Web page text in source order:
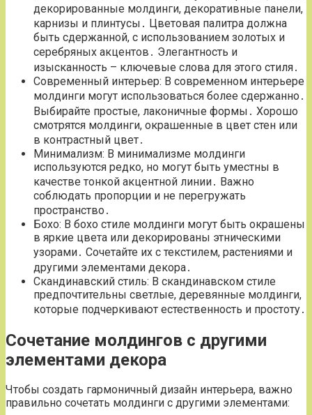
декорированные молдинги, декоративные панели,
карнизы и плинтусы․ Цветовая палитра должна
быть сдержанной, с использованием золотых и
серебряных акцентов․ Элегантность и
изысканность – ключевые слова для этого стиля․
Современный интерьер: В современном интерьере
молдинги могут использоваться более сдержанно․
Выбирайте простые, лаконичные формы․ Хорошо
смотрятся молдинги, окрашенные в цвет стен или
в контрастный цвет․
Минимализм: В минимализме молдинги
используются редко, но могут быть уместны в
качестве тонкой акцентной линии․ Важно
соблюдать пропорции и не перегружать
пространство․
Бохо: В бохо стиле молдинги могут быть окрашены
в яркие цвета или декорированы этническими
узорами․ Сочетайте их с текстилем, растениями и
другими элементами декора․
Скандинавский стиль: В скандинавском стиле
предпочтительны светлые, деревянные молдинги,
которые подчеркивают естественность и простоту․
Сочетание молдингов с другими
элементами декора
Чтобы создать гармоничный дизайн интерьера, важно
правильно сочетать молдинги с другими элементами: